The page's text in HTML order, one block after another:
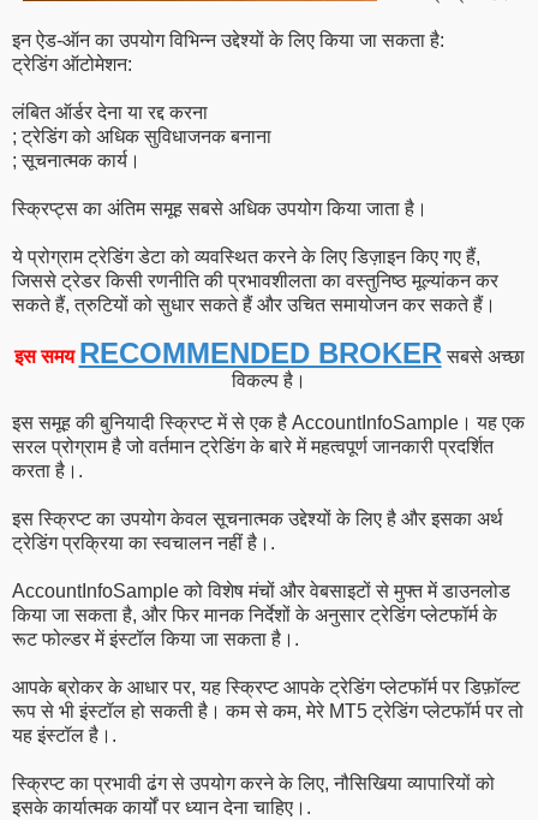
इन ऐड-ऑन का उपयोग विभिन्न उद्देश्यों के लिए किया जा सकता है:
ट्रेडिंग ऑटोमेशन:
लंबित ऑर्डर देना या रद्द करना
; ट्रेडिंग को अधिक सुविधाजनक बनाना
; सूचनात्मक कार्य।
स्क्रिप्ट्स का अंतिम समूह सबसे अधिक उपयोग किया जाता है।
ये प्रोग्राम ट्रेडिंग डेटा को व्यवस्थित करने के लिए डिज़ाइन किए गए हैं,
जिससे ट्रेडर किसी रणनीति की प्रभावशीलता का वस्तुनिष्ठ मूल्यांकन कर
सकते हैं, त्रुटियों को सुधार सकते हैं और उचित समायोजन कर सकते हैं।
इस समय RECOMMENDED BROKER सबसे अच्छा
विकल्प है।
इस समूह की बुनियादी स्क्रिप्ट में से एक है AccountInfoSample। यह एक
सरल प्रोग्राम है जो वर्तमान ट्रेडिंग के बारे में महत्वपूर्ण जानकारी प्रदर्शित
करता है।.
इस स्क्रिप्ट का उपयोग केवल सूचनात्मक उद्देश्यों के लिए है और इसका अर्थ
ट्रेडिंग प्रक्रिया का स्वचालन नहीं है।.
AccountInfoSample को विशेष मंचों और वेबसाइटों से मुफ्त में डाउनलोड
किया जा सकता है, और फिर मानक निर्देशों के अनुसार ट्रेडिंग प्लेटफॉर्म के
रूट फोल्डर में इंस्टॉल किया जा सकता है।.
आपके ब्रोकर के आधार पर, यह स्क्रिप्ट आपके ट्रेडिंग प्लेटफॉर्म पर डिफ़ॉल्ट
रूप से भी इंस्टॉल हो सकती है। कम से कम, मेरे MT5 ट्रेडिंग प्लेटफॉर्म पर तो
यह इंस्टॉल है।.
स्क्रिप्ट का प्रभावी ढंग से उपयोग करने के लिए, नौसिखिया व्यापारियों को
इसके कार्यात्मक कार्यों पर ध्यान देना चाहिए।.